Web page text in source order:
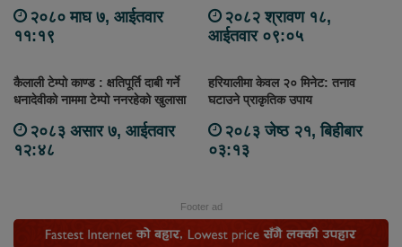
२०८० माघ ७, आईतवार
११:१९
२०८२ श्रावण १८,
आईतवार ०९:०५
कैलाली टेम्पो काण्ड : क्षतिपूर्ति दाबी गर्ने
धनादेवीको नाममा टेम्पो ननरहेको खुलासा
२०८३ असार ७, आईतवार
१२:४८
हरियालीमा केवल २० मिनेट: तनाव
घटाउने प्राकृतिक उपाय
२०८३ जेष्ठ २१, बिहीबार
०३:१३
Footer ad